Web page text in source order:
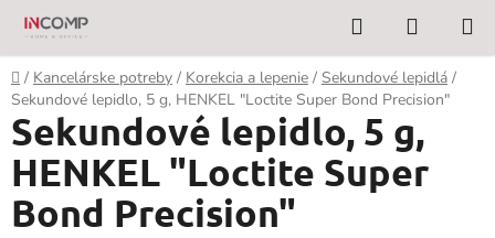
Prejsť
obsah
Hľadať
KOŠÍK
Domov
/ Kancelárske potreby / Korekcia a lepenie / Sekundové lepidlá /
Sekundové lepidlo, 5 g, HENKEL "Loctite Super Bond Precision"
Sekundové lepidlo, 5 g,
HENKEL "Loctite Super
Bond Precision"